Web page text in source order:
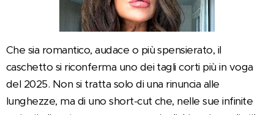
Che sia romantico, audace o più spensierato, il
caschetto si riconferma uno dei tagli corti più in voga
del 2025. Non si tratta solo di una rinuncia alle
lunghezze, ma di uno short-cut che, nelle sue infinite